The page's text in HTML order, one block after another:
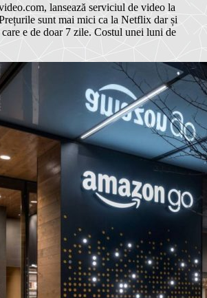
lansează serviciul de video la
sunt mai mici ca la Netflix dar și
e de doar 7 zile. Costul unei luni de